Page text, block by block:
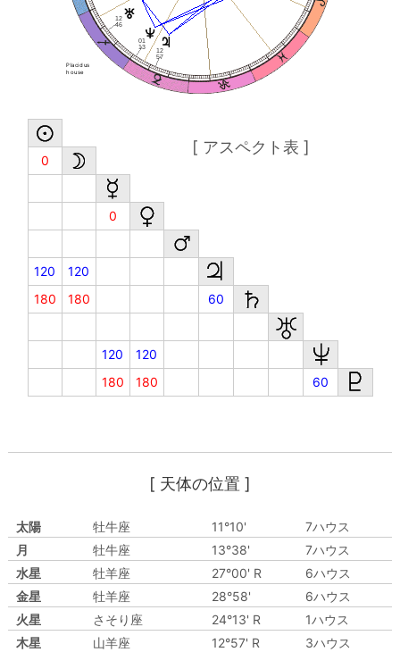
Placidus
house
12
57
12
46
01
13
[ アスペクト表 ]
0
0
120
120
180
180 60
120
120
180
180 60
[ 天体の位置 ]
太陽 牡牛座 11°10'
7ハウス
月
牡牛座 13°38'
7ハウス
水星
牡羊座 27°00' R
6ハウス
金星
牡羊座 28°58'
6ハウス
火星
さそり座 24°13' R
1ハウス
木星
山羊座 12°57' R
3ハウス